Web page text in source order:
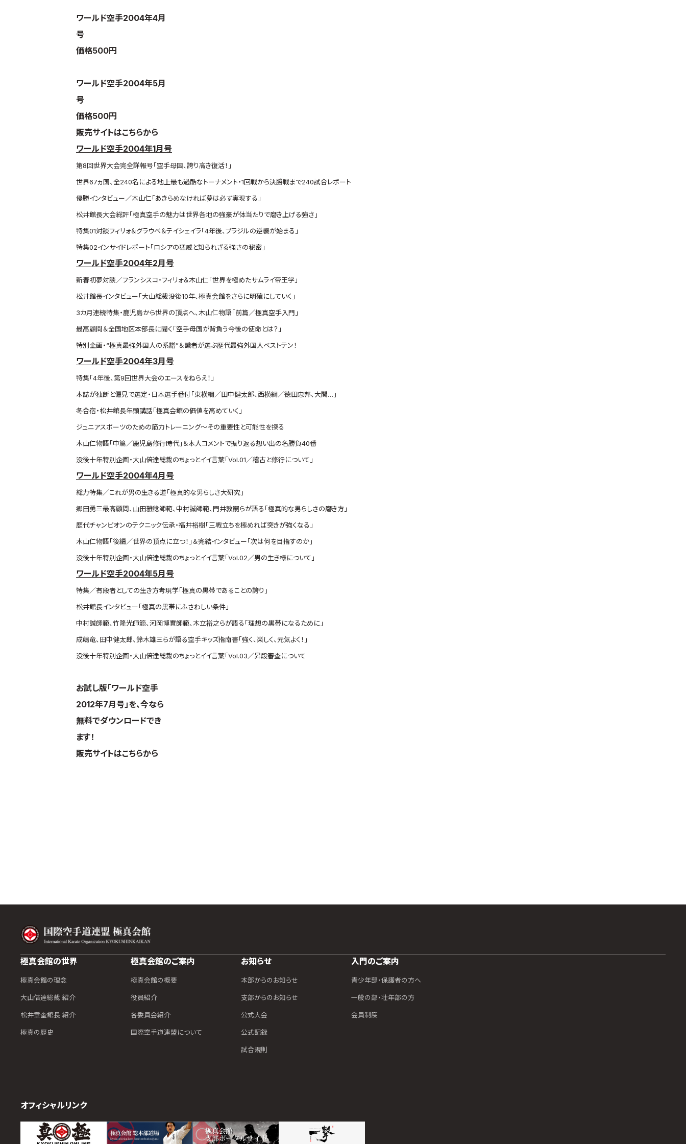
ワールド空手2004年4月
号
価格500円
ワールド空手2004年5月
号
価格500円
販売サイトはこちらから
ワールド空手2004年1月号
第8回世界大会完全詳報号「空手母国、誇り高き復活！」
世界67ヵ国、全240名による地上最も過酷なトーナメント・1回戦から決勝戦まで240試合レポート
優勝インタビュー／木山仁「あきらめなければ夢は必ず実現する」
松井館長大会総評「極真空手の魅力は世界各地の強豪が体当たりで磨き上げる強さ」
特集01対談フィリォ＆グラウベ＆テイシェイラ「4年後、ブラジルの逆襲が始まる」
特集02インサイドレポート「ロシアの猛威と知られざる強さの秘密」
ワールド空手2004年2月号
新春初夢対談／フランシスコ・フィリォ＆木山仁「世界を極めたサムライ帝王学」
松井館長インタビュー「大山総裁没後10年、極真会館をさらに明確にしていく」
3カ月連続特集・鹿児島から世界の頂点へ、木山仁物語「前篇／極真空手入門」
最高顧問＆全国地区本部長に聞く「空手母国が背負う今後の使命とは？」
特別企画・“極真最強外国人の系譜”＆識者が選ぶ歴代最強外国人ベストテン！
ワールド空手2004年3月号
特集「4年後、第9回世界大会のエースをねらえ！」
本誌が独断と偏見で選定・日本選手番付「東横綱／田中健太郎、西横綱／徳田忠邦、大関…」
冬合宿・松井館長年頭講話「極真会館の価値を高めていく」
ジュニアスポーツのための筋力トレーニング～その重要性と可能性を探る
木山仁物語「中篇／鹿児島修行時代」＆本人コメントで振り返る想い出の名勝負40番
没後十年特別企画・大山倍達総裁のちょっとイイ言葉「Vol.01／稽古と修行について」
ワールド空手2004年4月号
総力特集／これが男の生きる道「極真的な男らしさ大研究」
郷田勇三最高顧問、山田雅稔師範、中村誠師範、門井敦嗣らが語る「極真的な男らしさの磨き方」
歴代チャンピオンのテクニック伝承・福井裕樹「三戦立ちを極めれば突きが強くなる」
木山仁物語「後編／世界の頂点に立つ！」＆完結インタビュー「次は何を目指すのか」
没後十年特別企画・大山倍達総裁のちょっとイイ言葉「Vol.02／男の生き様について」
ワールド空手2004年5月号
特集／有段者としての生き方考現学「極真の黒帯であることの誇り」
松井館長インタビュー「極真の黒帯にふさわしい条件」
中村誠師範、竹隆光師範、河岡博實師範、木立裕之らが語る「理想の黒帯になるために」
成嶋竜、田中健太郎、鈴木雄三らが語る空手キッズ指南書「強く、楽しく、元気よく！」
没後十年特別企画・大山倍達総裁のちょっとイイ言葉「Vol.03／昇段審査について
お試し版「ワールド空手
2012年7月号」を、今なら
無料でダウンロードでき
ます！
販売サイトはこちらから
極真会館の世界
極真会館の理念
大山倍達総裁 紹介
松井章奎館長 紹介
極真の歴史
極真会館のご案内
極真会館の概要
役員紹介
各委員会紹介
国際空手道連盟について
お知らせ
本部からのお知らせ
支部からのお知らせ
公式大会
公式記録
試合規則
入門のご案内
青少年部・保護者の方へ
一般の部・壮年部の方
会員制度
オフィシャルリンク